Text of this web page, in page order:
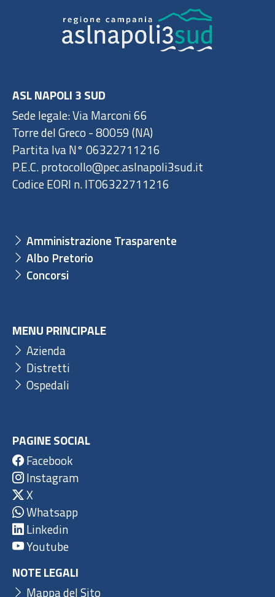
ASL NAPOLI 3 SUD
Sede legale: Via Marconi 66
Torre del Greco - 80059 (NA)
Partita Iva N° 06322711216
P.E.C. protocollo@pec.aslnapoli3sud.it
Codice EORI n. IT06322711216
Amministrazione Trasparente
Albo Pretorio
Concorsi
MENU PRINCIPALE
Azienda
Distretti
Ospedali
PAGINE SOCIAL
Facebook
Instagram
X
Whatsapp
Linkedin
Youtube
NOTE LEGALI
Mappa del Sito